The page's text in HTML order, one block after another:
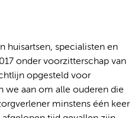
huisartsen, specialisten en
onder voorzitterschap van
opgesteld voor
we aan om alle ouderen die
minstens één keer